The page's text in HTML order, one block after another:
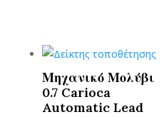
Μηχανικό Μολύβι
0.7 Carioca
Automatic Lead